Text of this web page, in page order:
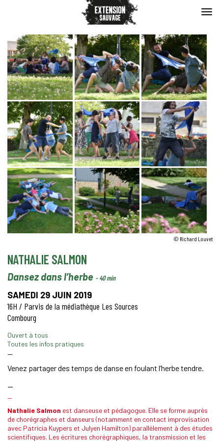
© Richard Louvet
NATHALIE SALMON
Dansez dans l’herbe - 40 min
SAMEDI 29 JUIN 2019
16H / Parvis de la médiathèque Les Sources
Combourg
Ouvert à tous
Toutes les infos pratiques
—
Venez partager des temps de danse en foulant l’herbe tendre.
—
—
Nathalie Salmon est danseuse et pédagogue. Elle se forme auprès
de chorégraphes et danseurs (notamment en contact improvisation
avec Patricia Kuypers et Julyen Hamilton) parallèlement à des études
scientifiques. Les écritures chorégraphiques, la transmission et les